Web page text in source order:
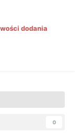
dodania
0